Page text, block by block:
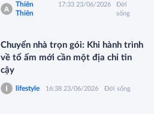
Thiên
Thiên
17:33 23/06/2026
Đời
sống
Chuyển nhà trọn gói: Khi hành trình
về tổ ấm mới cần một địa chỉ tin
cậy
lifestyle 16:38 23/06/2026 Đời sống